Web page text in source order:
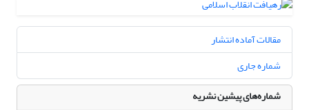
مقالات آماده انتشار
شماره جاری
شماره‌های پیشین نشریه